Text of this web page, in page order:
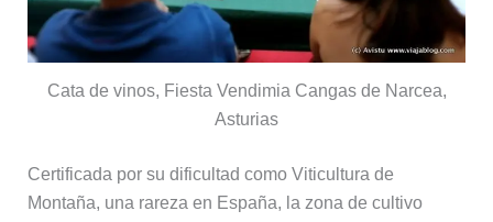
Cata de vinos, Fiesta Vendimia Cangas de Narcea,
Asturias
Certificada por su dificultad como Viticultura de
Montaña, una rareza en España, la zona de cultivo